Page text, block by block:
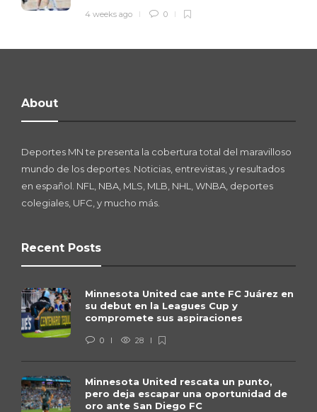
4 weeks ago 0
About
Deportes MN te presenta la cobertura total del maravilloso
mundo de los deportes. Noticias, entrevistas, y resultados
en español. NFL, NBA, MLS, MLB, NHL, WNBA, deportes
colegiales, UFC, y mucho más.
Recent Posts
Minnesota United cae ante FC Juárez en
su debut en la Leagues Cup y
compromete sus aspiraciones
0 28
Minnesota United rescata un punto,
pero deja escapar una oportunidad de
oro ante San Diego FC